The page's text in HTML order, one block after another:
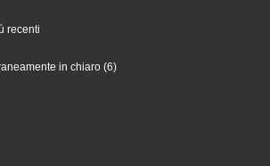
recenti
in chiaro (6)